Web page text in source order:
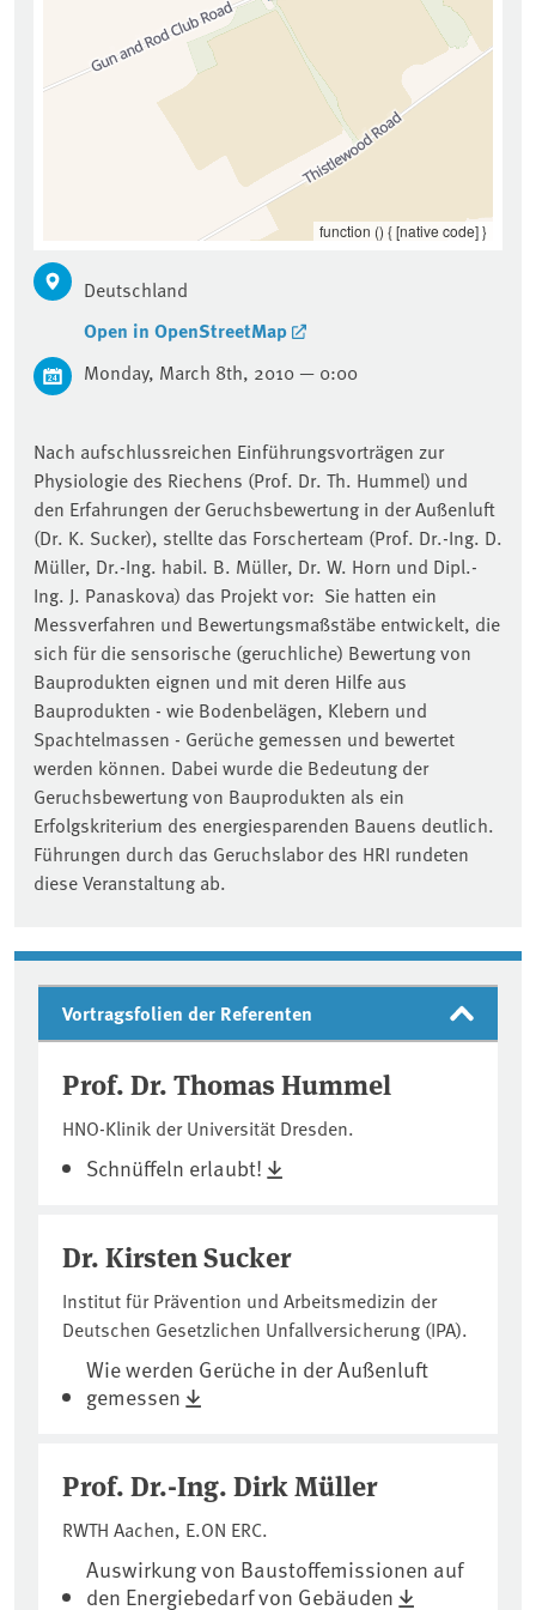
function () { [native code] }
Deutschland
Open in OpenStreetMap
Monday, March 8th, 2010 — 0:00
Nach aufschlussreichen Einführungsvorträgen zur
Physiologie des Riechens (Prof. Dr. Th. Hummel) und
den Erfahrungen der Geruchsbewertung in der Außenluft
(Dr. K. Sucker), stellte das Forscherteam (Prof. Dr.-Ing. D.
Müller, Dr.-Ing. habil. B. Müller, Dr. W. Horn und Dipl.-
Ing. J. Panaskova) das Projekt vor: Sie hatten ein
Messverfahren und Bewertungsmaßstäbe entwickelt, die
sich für die sensorische (geruchliche) Bewertung von
Bauprodukten eignen und mit deren Hilfe aus
Bauprodukten - wie Bodenbelägen, Klebern und
Spachtelmassen - Gerüche gemessen und bewertet
werden können. Dabei wurde die Bedeutung der
Geruchsbewertung von Bauprodukten als ein
Erfolgskriterium des energiesparenden Bauens deutlich.
Führungen durch das Geruchslabor des HRI rundeten
diese Veranstaltung ab.
Vortragsfolien der Referenten
Prof. Dr. Thomas Hummel
HNO-Klinik der Universität Dresden.
Schnüffeln erlaubt!
Dr. Kirsten Sucker
Institut für Prävention und Arbeitsmedizin der
Deutschen Gesetzlichen Unfallversicherung (IPA).
Wie werden Gerüche in der Außenluft
gemessen
Prof. Dr.-Ing. Dirk Müller
RWTH Aachen, E.ON ERC.
Auswirkung von Baustoffemissionen auf
den Energiebedarf von Gebäuden